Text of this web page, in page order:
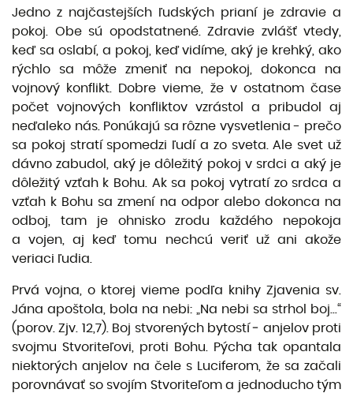
Jedno z najčastejších ľudských prianí je zdravie a
pokoj. Obe sú opodstatnené. Zdravie zvlášť vtedy,
keď sa oslabí, a pokoj, keď vidíme, aký je krehký, ako
rýchlo sa môže zmeniť na nepokoj, dokonca na
vojnový konflikt. Dobre vieme, že v ostatnom čase
počet vojnových konfliktov vzrástol a pribudol aj
neďaleko nás. Ponúkajú sa rôzne vysvetlenia - prečo
sa pokoj stratí spomedzi ľudí a zo sveta. Ale svet už
dávno zabudol, aký je dôležitý pokoj v srdci a aký je
dôležitý vzťah k Bohu. Ak sa pokoj vytratí zo srdca a
vzťah k Bohu sa zmení na odpor alebo dokonca na
odboj, tam je ohnisko zrodu každého nepokoja
a vojen, aj keď tomu nechcú veriť už ani akože
veriaci ľudia.
Prvá vojna, o ktorej vieme podľa knihy Zjavenia sv.
Jána apoštola, bola na nebi: „Na nebi sa strhol boj...“
(porov. Zjv. 12,7). Boj stvorených bytostí ‒ anjelov proti
svojmu Stvoriteľovi, proti Bohu. Pýcha tak opantala
niektorých anjelov na čele s Luciferom, že sa začali
porovnávať so svojím Stvoriteľom a jednoducho tým